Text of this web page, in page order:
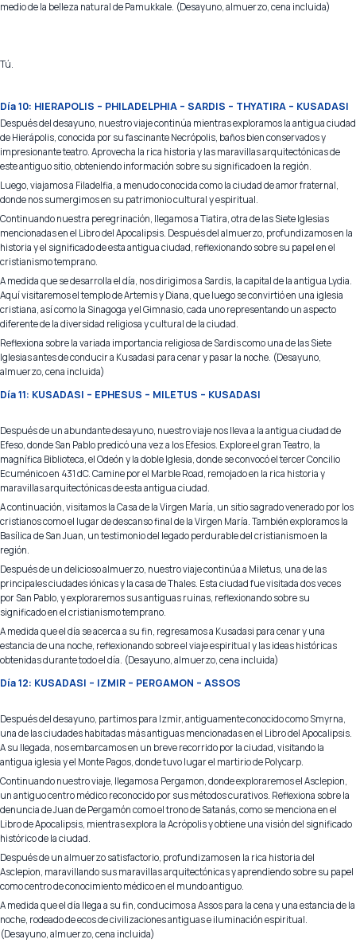
medio de la belleza natural de Pamukkale. (Desayuno, almuerzo, cena incluida)
Tú.
Día 10: HIERAPOLIS – PHILADELPHIA – SARDIS – THYATIRA – KUSADASI
Después del desayuno, nuestro viaje continúa mientras exploramos la antigua ciudad
de Hierápolis, conocida por su fascinante Necrópolis, baños bien conservados y
impresionante teatro. Aprovecha la rica historia y las maravillas arquitectónicas de
este antiguo sitio, obteniendo información sobre su significado en la región.
Luego, viajamos a Filadelfia, a menudo conocida como la ciudad de amor fraternal,
donde nos sumergimos en su patrimonio cultural y espiritual.
Continuando nuestra peregrinación, llegamos a Tiatira, otra de las Siete Iglesias
mencionadas en el Libro del Apocalipsis. Después del almuerzo, profundizamos en la
historia y el significado de esta antigua ciudad, reflexionando sobre su papel en el
cristianismo temprano.
A medida que se desarrolla el día, nos dirigimos a Sardis, la capital de la antigua Lydia.
Aquí visitaremos el templo de Artemis y Diana, que luego se convirtió en una iglesia
cristiana, así como la Sinagoga y el Gimnasio, cada uno representando un aspecto
diferente de la diversidad religiosa y cultural de la ciudad.
Reflexiona sobre la variada importancia religiosa de Sardis como una de las Siete
Iglesias antes de conducir a Kusadasi para cenar y pasar la noche. (Desayuno,
almuerzo, cena incluida)
Día 11: KUSADASI – EPHESUS – MILETUS – KUSADASI
Después de un abundante desayuno, nuestro viaje nos lleva a la antigua ciudad de
Efeso, donde San Pablo predicó una vez a los Efesios. Explore el gran Teatro, la
magnífica Biblioteca, el Odeón y la doble Iglesia, donde se convocó el tercer Concilio
Ecuménico en 431 dC. Camine por el Marble Road, remojado en la rica historia y
maravillas arquitectónicas de esta antigua ciudad.
A continuación, visitamos la Casa de la Virgen María, un sitio sagrado venerado por los
cristianos como el lugar de descanso final de la Virgen María. También exploramos la
Basílica de San Juan, un testimonio del legado perdurable del cristianismo en la
región.
Después de un delicioso almuerzo, nuestro viaje continúa a Miletus, una de las
principales ciudades iónicas y la casa de Thales. Esta ciudad fue visitada dos veces
por San Pablo, y exploraremos sus antiguas ruinas, reflexionando sobre su
significado en el cristianismo temprano.
A medida que el día se acerca a su fin, regresamos a Kusadasi para cenar y una
estancia de una noche, reflexionando sobre el viaje espiritual y las ideas históricas
obtenidas durante todo el día. (Desayuno, almuerzo, cena incluida)
Día 12: KUSADASI – IZMIR – PERGAMON – ASSOS
Después del desayuno, partimos para Izmir, antiguamente conocido como Smyrna,
una de las ciudades habitadas más antiguas mencionadas en el Libro del Apocalipsis.
A su llegada, nos embarcamos en un breve recorrido por la ciudad, visitando la
antigua iglesia y el Monte Pagos, donde tuvo lugar el martirio de Polycarp.
Continuando nuestro viaje, llegamos a Pergamon, donde exploraremos el Asclepion,
un antiguo centro médico reconocido por sus métodos curativos. Reflexiona sobre la
denuncia de Juan de Pergamón como el trono de Satanás, como se menciona en el
Libro de Apocalipsis, mientras explora la Acrópolis y obtiene una visión del significado
histórico de la ciudad.
Después de un almuerzo satisfactorio, profundizamos en la rica historia del
Asclepion, maravillando sus maravillas arquitectónicas y aprendiendo sobre su papel
como centro de conocimiento médico en el mundo antiguo.
A medida que el día llega a su fin, conducimos a Assos para la cena y una estancia de la
noche, rodeado de ecos de civilizaciones antiguas e iluminación espiritual.
(Desayuno, almuerzo, cena incluida)